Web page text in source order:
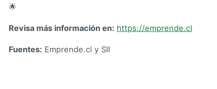
🌟
Revisa más información en: https://emprende.cl
Fuentes: Emprende.cl y SII